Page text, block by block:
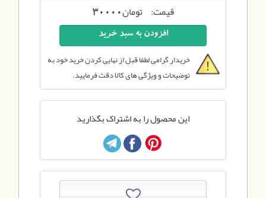
قیمت: تومان30000
خریدار گرامی لطفا قبل از نهایی کردن خرید خود به
توضیحات و ویژگی های کالا دقت فرمایید.
این محصول را به اشتراک بگذارید